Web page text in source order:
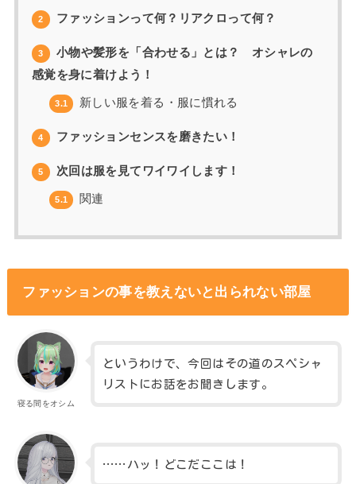
2 ファッションって何？リアクロって何？
3
小物や髪形を「合わせる」とは？ オシャレの
感覚を身に着けよう！
3.1 新しい服を着る・服に慣れる
4 ファッションセンスを磨きたい！
5 次回は服を見てワイワイします！
5.1 関連
ファッションの事を教えないと出られない部屋
寝る間をオシム
というわけで、今回はその道のスペシャ
リストにお話をお聞きします。
……ハッ！どこだここは！